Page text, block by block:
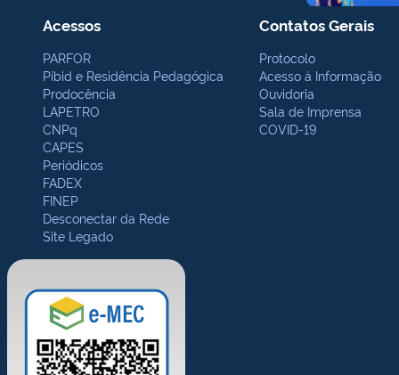
Acessos
PARFOR
Pibid e Residência Pedagógica
Prodocência
LAPETRO
CNPq
CAPES
Periódicos
FADEX
FINEP
Desconectar da Rede
Site Legado
Contatos Gerais
Protocolo
Acesso à Informação
Ouvidoria
Sala de Imprensa
COVID-19